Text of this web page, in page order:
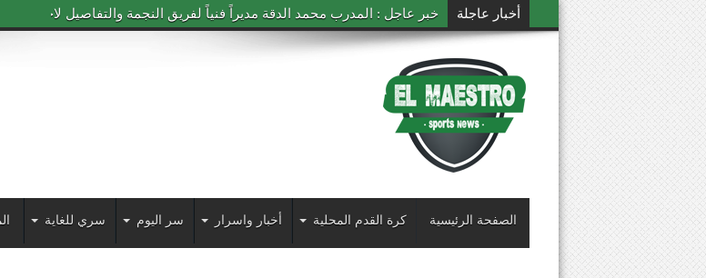
أخبار عاجلة خبر عاجل : المدرب محمد الدقة مديراً فنياً لفريق النجمة والتفاصيل لاحقاً
الصفحة الرئيسية كرة القدم المحلية أخبار واسرار سر اليوم سري للغاية